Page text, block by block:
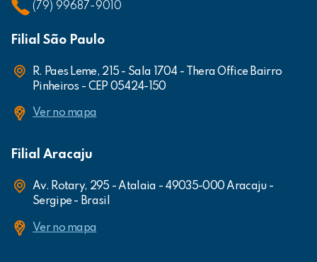
(79) 99687-9010
Filial São Paulo
R. Paes Leme, 215 - Sala 1704 - Thera Office Bairro
Pinheiros - CEP 05424-150
Ver no mapa
Filial Aracaju
Av. Rotary, 295 - Atalaia - 49035-000 Aracaju -
Sergipe - Brasil
Ver no mapa